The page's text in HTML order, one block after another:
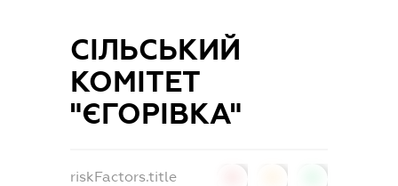
СІЛЬСЬКИЙ
КОМІТЕТ
"ЄГОРІВКА"
riskFactors.title